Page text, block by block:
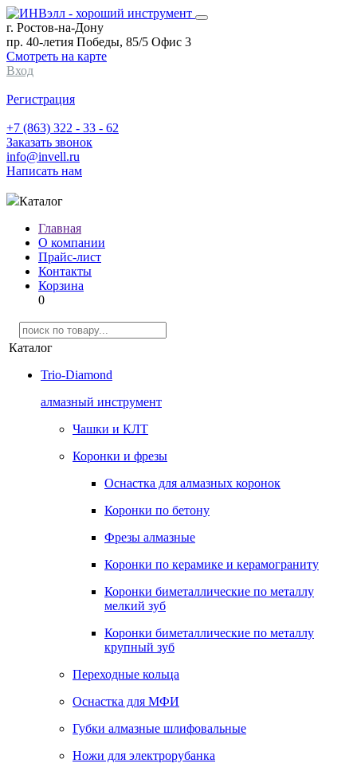
г. Ростов-на-Дону
пр. 40-летия Победы, 85/5 Офис 3
Смотреть на карте
Вход
Регистрация
+7 (863) 322 - 33 - 62
Заказать звонок
info@invell.ru
Написать нам
Каталог
Главная
О компании
Прайс-лист
Контакты
Корзина
0
Каталог
Trio-Diamond
алмазный инструмент
Чашки и КЛТ
Коронки и фрезы
Оснастка для алмазных коронок
Коронки по бетону
Фрезы алмазные
Коронки по керамике и керамограниту
Коронки биметаллические по металлу
мелкий зуб
Коронки биметаллические по металлу
крупный зуб
Переходные кольца
Оснастка для МФИ
Губки алмазные шлифовальные
Ножи для электрорубанка